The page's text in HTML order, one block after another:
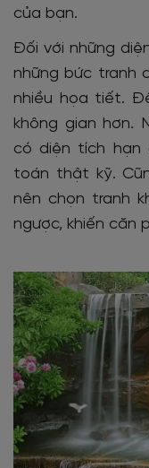
của bạn.
Đối với những
những bức tranh
nhiều họa tiết.
không gian hơn.
có diện tích hạn
toán thật kỹ.
nên chọn tranh
ngược, khiến căn